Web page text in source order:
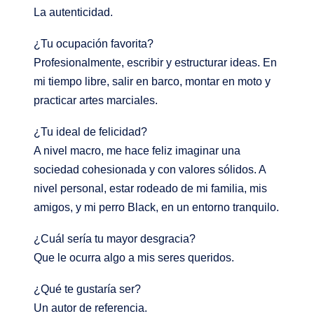
La autenticidad.
¿Tu ocupación favorita?
Profesionalmente, escribir y estructurar ideas. En
mi tiempo libre, salir en barco, montar en moto y
practicar artes marciales.
¿Tu ideal de felicidad?
A nivel macro, me hace feliz imaginar una
sociedad cohesionada y con valores sólidos. A
nivel personal, estar rodeado de mi familia, mis
amigos, y mi perro Black, en un entorno tranquilo.
¿Cuál sería tu mayor desgracia?
Que le ocurra algo a mis seres queridos.
¿Qué te gustaría ser?
Un autor de referencia.